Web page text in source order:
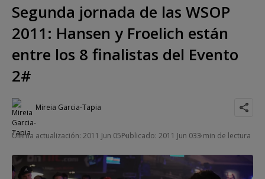
Segunda jornada de las WSOP
2011: Hansen y Froelich están
entre los 8 finalistas del Evento
2#
Mireia Garcia-Tapia
Última actualización: 2011 Jun 05Publicado: 2011 Jun 033 min de lectura